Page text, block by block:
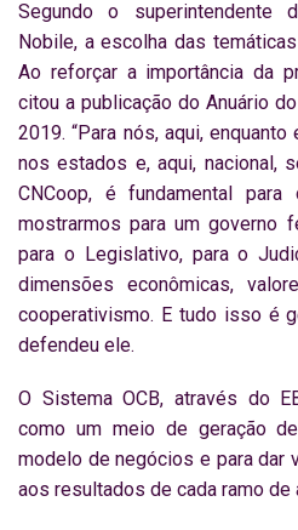
Segundo o superintendente
Nobile, a escolha das
Ao reforçar a importância da
citou a publicação do Anuário
2019. “Para nós, aqui,
nos estados e, aqui, nacional,
CNCoop, é fundamental
mostrarmos para um governo
para o Legislativo, para o
dimensões econômicas,
cooperativismo. E tudo isso é
defendeu ele.
O Sistema OCB, através do
como um meio de geração
modelo de negócios e para dar
aos resultados de cada ramo de